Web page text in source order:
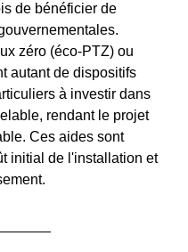
de bénéficier de
zéro (éco-PTZ) ou
autant de dispositifs
à investir dans
rendant le projet
Ces aides sont
initial de l'installation et